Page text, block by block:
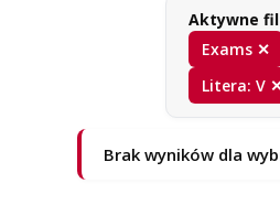
Aktywne
Exams ✕
Litera: V
Brak wyników dla